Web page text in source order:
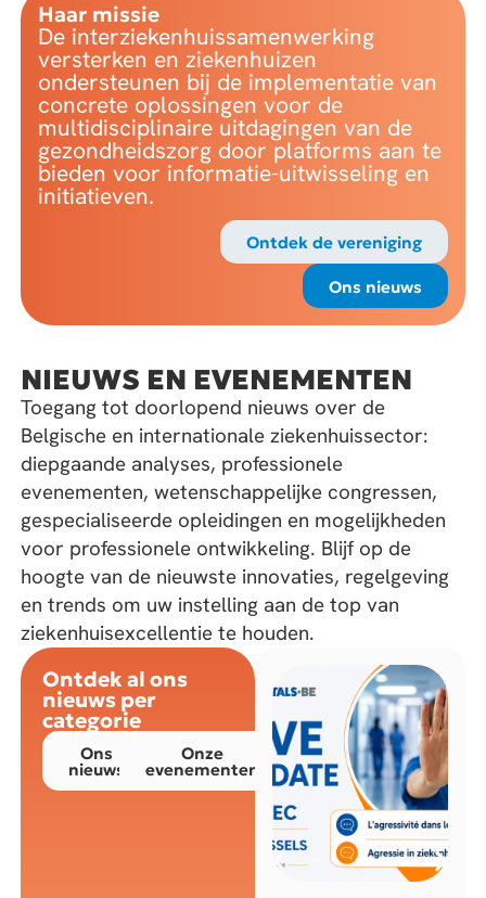
Haar missie
De interziekenhuissamenwerking
versterken en ziekenhuizen
ondersteunen bij de implementatie van
concrete oplossingen voor de
multidisciplinaire uitdagingen van de
gezondheidszorg door platforms aan te
bieden voor informatie-uitwisseling en
initiatieven.
Ontdek de vereniging
Ons nieuws
NIEUWS EN EVENEMENTEN
Toegang tot doorlopend nieuws over de
Belgische en internationale ziekenhuissector:
diepgaande analyses, professionele
evenementen, wetenschappelijke congressen,
gespecialiseerde opleidingen en mogelijkheden
voor professionele ontwikkeling. Blijf op de
hoogte van de nieuwste innovaties, regelgeving
en trends om uw instelling aan de top van
ziekenhuisexcellentie te houden.
Ontdek al ons
nieuws per
categorie
Ons
nieuws
Onze
evenementen